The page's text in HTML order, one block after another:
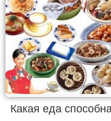
Какая еда